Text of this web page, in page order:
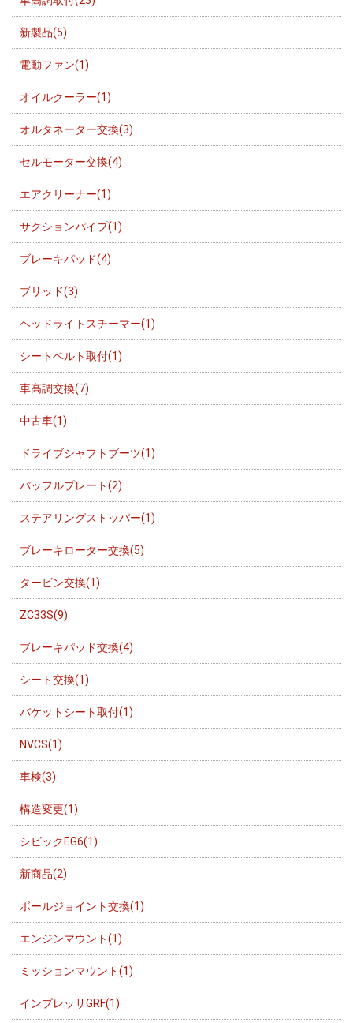
新製品(5)
電動ファン(1)
オイルクーラー(1)
オルタネーター交換(3)
セルモーター交換(4)
エアクリーナー(1)
サクションパイプ(1)
ブレーキパッド(4)
ブリッド(3)
ヘッドライトスチーマー(1)
シートベルト取付(1)
車高調交換(7)
中古車(1)
ドライブシャフトブーツ(1)
バッフルプレート(2)
ステアリングストッパー(1)
ブレーキローター交換(5)
タービン交換(1)
ZC33S(9)
ブレーキパッド交換(4)
シート交換(1)
バケットシート取付(1)
NVCS(1)
車検(3)
構造変更(1)
シビックEG6(1)
新商品(2)
ボールジョイント交換(1)
エンジンマウント(1)
ミッションマウント(1)
インプレッサGRF(1)